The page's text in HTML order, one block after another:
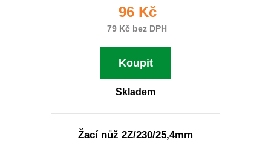
96 Kč
79 Kč bez DPH
Koupit
Skladem
Žací nůž 2Z/230/25,4mm